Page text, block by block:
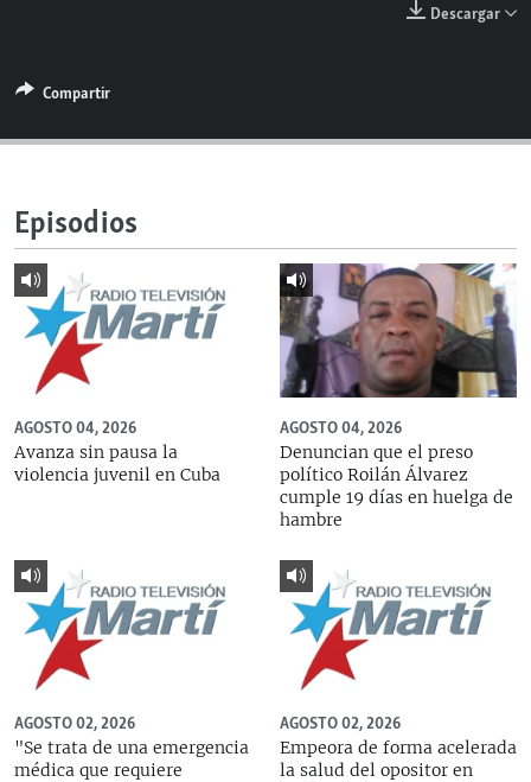
ESPECIALES
LA REALIDAD DE LA VIVIENDA EN CUBA
KENTU-CUBANO
LOS SANTOS DE HIALEAH
DESINFORMACIÓN RUSA EN AMÉRICA LATINA
LA INVASIÓN DE RUSIA A UCRANIA
MULTIMEDIA
EDITORIALES
SÍGUENOS
Descargar
Compartir
Episodios
AGOSTO 04, 2026
Avanza sin pausa la
violencia juvenil en Cuba
AGOSTO 04, 2026
Denuncian que el preso
político Roilán Álvarez
cumple 19 días en huelga de
hambre
AGOSTO 02, 2026
"Se trata de una emergencia
médica que requiere
AGOSTO 02, 2026
Empeora de forma acelerada
la salud del opositor en